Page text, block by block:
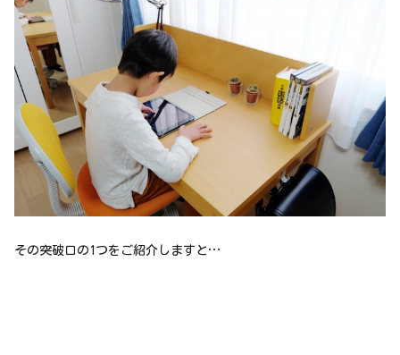
その突破口の1つをご紹介しますと…